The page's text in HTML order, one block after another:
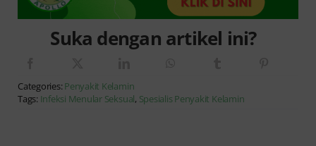
Suka dengan artikel ini?
Categories: Penyakit Kelamin
Tags: Infeksi Menular Seksual, Spesialis Penyakit Kelamin